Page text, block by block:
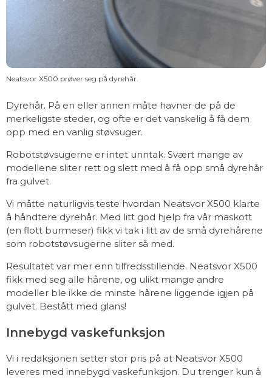
Neatsvor X500 prøver seg på dyrehår.
Dyrehår. På en eller annen måte havner de på de
merkeligste steder, og ofte er det vanskelig å få dem
opp med en vanlig støvsuger.
Robotstøvsugerne er intet unntak. Svært mange av
modellene sliter rett og slett med å få opp små dyrehår
fra gulvet.
Vi måtte naturligvis teste hvordan Neatsvor X500 klarte
å håndtere dyrehår. Med litt god hjelp fra vår maskott
(en flott burmeser) fikk vi tak i litt av de små dyrehårene
som robotstøvsugerne sliter så med.
Resultatet var mer enn tilfredsstillende. Neatsvor X500
fikk med seg alle hårene, og ulikt mange andre
modeller ble ikke de minste hårene liggende igjen på
gulvet. Bestått med glans!
Innebygd vaskefunksjon
Vi i redaksjonen setter stor pris på at Neatsvor X500
leveres med innebygd vaskefunksjon. Du trenger kun å